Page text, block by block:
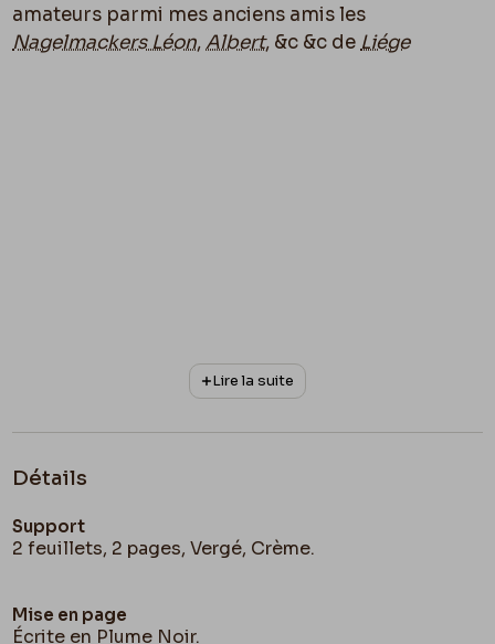
amateurs parmi mes anciens amis les
Nagelmackers Léon,Albert, &c &c de Liége
Lire la suite
Détails
Support
2 feuillets, 2 pages, Vergé, Crème.
Mise en page
Écrite en Plume Noir.